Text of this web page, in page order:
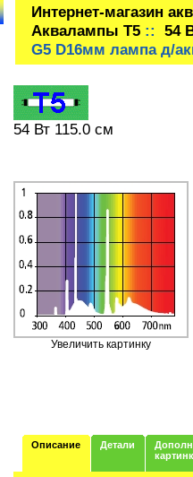
Интернет-магазин
Аквалампы T5:: 54
G5 D16мм лампа д/
54 Вт 115.0 см
Увеличить картинку
Описание Детали